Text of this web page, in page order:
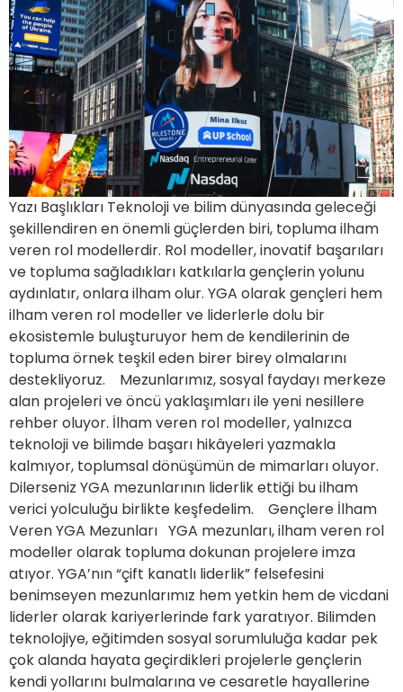
Yazı Başlıkları Teknoloji ve bilim dünyasında geleceği
şekillendiren en önemli güçlerden biri, topluma ilham
veren rol modellerdir. Rol modeller, inovatif başarıları
ve topluma sağladıkları katkılarla gençlerin yolunu
aydınlatır, onlara ilham olur. YGA olarak gençleri hem
ilham veren rol modeller ve liderlerle dolu bir
ekosistemle buluşturuyor hem de kendilerinin de
topluma örnek teşkil eden birer birey olmalarını
destekliyoruz. Mezunlarımız, sosyal faydayı merkeze
alan projeleri ve öncü yaklaşımları ile yeni nesillere
rehber oluyor. İlham veren rol modeller, yalnızca
teknoloji ve bilimde başarı hikâyeleri yazmakla
kalmıyor, toplumsal dönüşümün de mimarları oluyor.
Dilerseniz YGA mezunlarının liderlik ettiği bu ilham
verici yolculuğu birlikte keşfedelim. Gençlere İlham
Veren YGA Mezunları YGA mezunları, ilham veren rol
modeller olarak topluma dokunan projelere imza
atıyor. YGA’nın “çift kanatlı liderlik” felsefesini
benimseyen mezunlarımız hem yetkin hem de vicdani
liderler olarak kariyerlerinde fark yaratıyor. Bilimden
teknolojiye, eğitimden sosyal sorumluluğa kadar pek
çok alanda hayata geçirdikleri projelerle gençlerin
kendi yollarını bulmalarına ve cesaretle hayallerine